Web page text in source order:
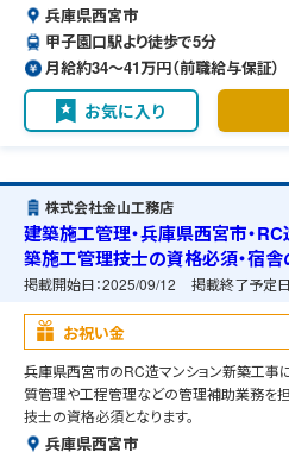
兵庫県西宮市
甲子園口駅より徒歩で5分
月給約34〜41万円（前職給与保証）
お気に入り
株式会社金山工務店
建築施工管理・兵庫県西宮市・
築施工管理技士の資格必須・宿
掲載開始日：2025/09/12 掲載終了予定日
お祝い金
兵庫県西宮市のRC造マンション新築工事
質管理や工程管理などの管理補助業務を
技士の資格必須となります。
兵庫県西宮市